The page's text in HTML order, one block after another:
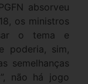
absorveu
os ministros
o tema e
poderia, sim,
semelhanças
não há jogo